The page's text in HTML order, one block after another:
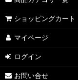
ショッピングカート
マイページ
ログイン
お問い合せ